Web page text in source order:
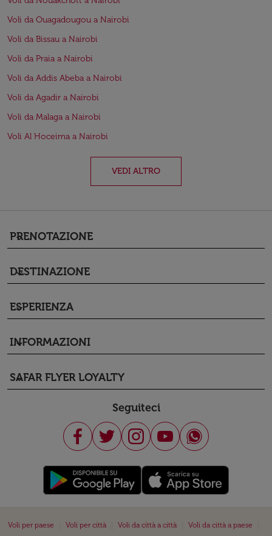
Voli da Ouagadougou a Nairobi
Voli da Bissau a Nairobi
Voli da Praia a Nairobi
Voli da Addis Abeba a Nairobi
Voli da Agadir a Nairobi
Voli da Malaga a Nairobi
Voli Al Hoceima a Nairobi
VEDI ALTRO
PRENOTAZIONE
keyboard_arrow_down
DESTINAZIONE
keyboard_arrow_down
ESPERIENZA
keyboard_arrow_down
INFORMAZIONI
keyboard_arrow_down
SAFAR FLYER LOYALTY
keyboard_arrow_down
Seguiteci
Voli per paese Voli per città Voli da città a città Voli da città a paese